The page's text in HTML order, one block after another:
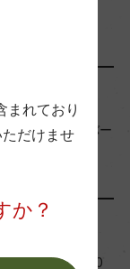
に選出。ソルバー
ンのキホン
ンの特徴。全20
まれており
だけませ
か？